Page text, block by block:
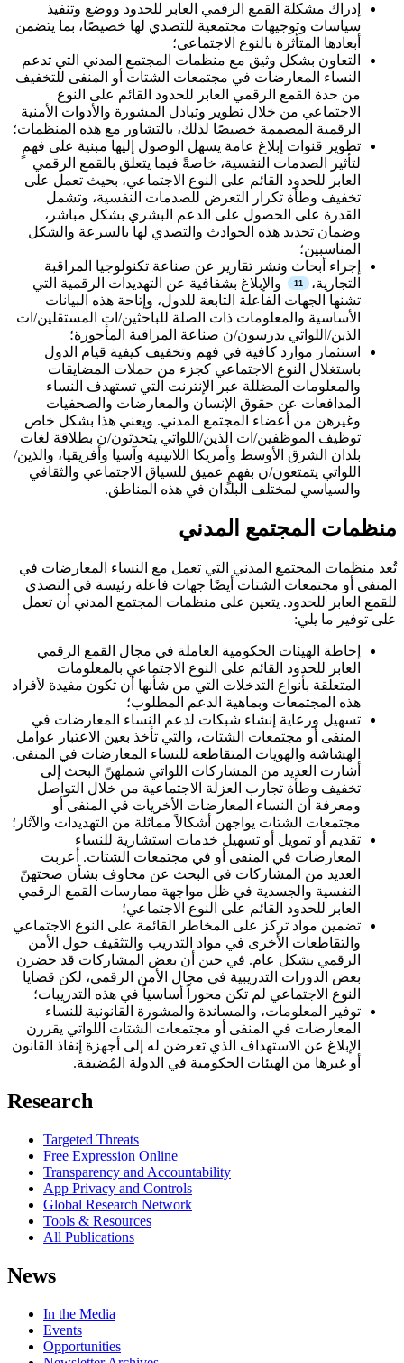
إدراك مشكلة القمع الرقمي العابر للحدود ووضع وتنفيذ
سياسات وتوجيهات مجتمعية للتصدي لها خصيصًا، بما يتضمن
أبعادها المتأثرة بالنوع الاجتماعي؛
التعاون بشكل وثيق مع منظمات المجتمع المدني التي تدعم
النساء المعارضات في مجتمعات الشتات أو المنفى للتخفيف
من حدة القمع الرقمي العابر للحدود القائم على النوع
الاجتماعي من خلال تطوير وتبادل المشورة والأدوات الأمنية
الرقمية المصممة خصيصًا لذلك، بالتشاور مع هذه المنظمات؛
تطوير قنوات إبلاغ عامة يسهل الوصول إليها مبنية على فهمٍ
لتأثير الصدمات النفسية، خاصةً فيما يتعلق بالقمع الرقمي
العابر للحدود القائم على النوع الاجتماعي، بحيث تعمل على
تخفيف وطأة تكرار التعرض للصدمات النفسية، وتشمل
القدرة على الحصول على الدعم البشري بشكل مباشر،
وضمان تحديد هذه الحوادث والتصدي لها بالسرعة والشكل
المناسبين؛
إجراء أبحاث ونشر تقارير عن صناعة تكنولوجيا المراقبة
التجارية،
والإبلاغ بشفافية عن التهديدات الرقمية التي
تشنها الجهات الفاعلة التابعة للدول، وإتاحة هذه البيانات
الأساسية والمعلومات ذات الصلة للباحثين/ات المستقلين/ات
الذين/اللواتي يدرسون/ن صناعة المراقبة المأجورة؛
استثمار موارد كافية في فهم وتخفيف كيفية قيام الدول
باستغلال النوع الاجتماعي كجزء من حملات المضايقات
والمعلومات المضللة عبر الإنترنت التي تستهدف النساء
المدافعات عن حقوق الإنسان والمعارضات والصحفيات
وغيرهن من أعضاء المجتمع المدني. ويعني هذا بشكل خاص
توظيف الموظفين/ات الذين/اللواتي يتحدثون/ن بطلاقة لغات
بلدان الشرق الأوسط وأمريكا اللاتينية وآسيا وأفريقيا، والذين/
اللواتي يتمتعون/ن بفهمٍ عميق للسياق الاجتماعي والثقافي
والسياسي لمختلف البلدان في هذه المناطق.
منظمات المجتمع المدني
تُعد منظمات المجتمع المدني التي تعمل مع النساء المعارضات في
المنفى أو مجتمعات الشتات أيضًا جهات فاعلة رئيسة في التصدي
للقمع العابر للحدود. يتعين على منظمات المجتمع المدني أن تعمل
على توفير ما يلي:
إحاطة الهيئات الحكومية العاملة في مجال القمع الرقمي
العابر للحدود القائم على النوع الاجتماعي بالمعلومات
المتعلقة بأنواع التدخلات التي من شأنها أن تكون مفيدة لأفراد
هذه المجتمعات وبماهية الدعم المطلوب؛
تسهيل ورعاية إنشاء شبكات لدعم النساء المعارضات في
المنفى أو مجتمعات الشتات، والتي تأخذ بعين الاعتبار عوامل
الهشاشة والهويات المتقاطعة للنساء المعارضات في المنفى.
أشارت العديد من المشاركات اللواتي شملهنّ البحث إلى
تخفيف وطأة تجارب العزلة الاجتماعية من خلال التواصل
ومعرفة أن النساء المعارضات الأخريات في المنفى أو
مجتمعات الشتات يواجهن أشكالاً مماثلة من التهديدات والآثار؛
تقديم أو تمويل أو تسهيل خدمات استشارية للنساء
المعارضات في المنفى أو في مجتمعات الشتات. أعربت
العديد من المشاركات في البحث عن مخاوف بشأن صحتهنّ
النفسية والجسدية في ظل مواجهة ممارسات القمع الرقمي
العابر للحدود القائم على النوع الاجتماعي؛
تضمين مواد تركز على المخاطر القائمة على النوع الاجتماعي
والتقاطعات الأخرى في مواد التدريب والتثقيف حول الأمن
الرقمي بشكل عام. في حين أن بعض المشاركات قد حضرن
بعض الدورات التدريبية في مجال الأمن الرقمي، لكن قضايا
النوع الاجتماعي لم تكن محوراً أساسياً في هذه التدريبات؛
توفير المعلومات، والمساندة والمشورة القانونية للنساء
المعارضات في المنفى أو مجتمعات الشتات اللواتي يقررن
الإبلاغ عن الاستهداف الذي تعرضن له إلى أجهزة إنفاذ القانون
أو غيرها من الهيئات الحكومية في الدولة المُضيفة.
Research
Targeted Threats
Free Expression Online
Transparency and Accountability
App Privacy and Controls
Global Research Network
Tools & Resources
All Publications
News
In the Media
Events
Opportunities